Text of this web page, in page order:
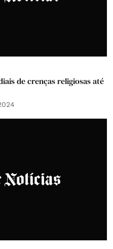
de crenças religiosas até